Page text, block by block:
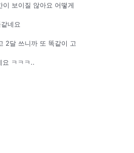
보이질 않아요 어떻게
네요
2달 쓰니까 또 똑같이 고
요 ㅋㅋㅋ..